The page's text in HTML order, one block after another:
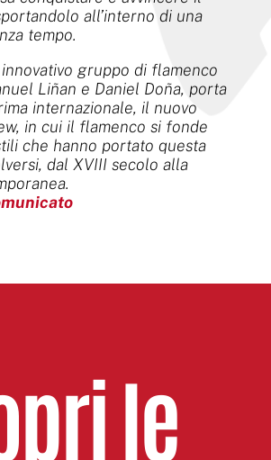
all’interno di una
tempo.
gruppo di flamenco
Liñan e Daniel Doña, porta
internazionale, il nuovo
in cui il flamenco si fonde
che hanno portato questa
dal XVIII secolo alla
le